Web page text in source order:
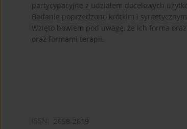
partycypacyjne z udziałem docelowych
Badanie poprzedzono krótkim i
Wzięto bowiem pod uwagę, że ich forma
oraz formami terapii.
2658-2619